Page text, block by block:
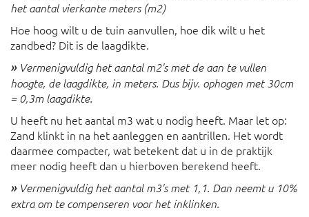
het aantal vierkante meters (m2)
Hoe hoog wilt u de tuin aanvullen, hoe dik wilt u het
zandbed? Dit is de laagdikte.
»Vermenigvuldig het aantal m2's met de aan te vullen
hoogte, de laagdikte, in meters. Dus bijv. ophogen met 30cm
= 0,3m laagdikte.
U heeft nu het aantal m3 wat u nodig heeft. Maar let op:
Zand klinkt in na het aanleggen en aantrillen. Het wordt
daarmee compacter, wat betekent dat u in de praktijk
meer nodig heeft dan u hierboven berekend heeft.
»Vermenigvuldig het aantal m3's met 1,1. Dan neemt u 10%
extra om te compenseren voor het inklinken.